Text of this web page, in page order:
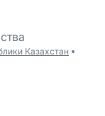
Казахстан